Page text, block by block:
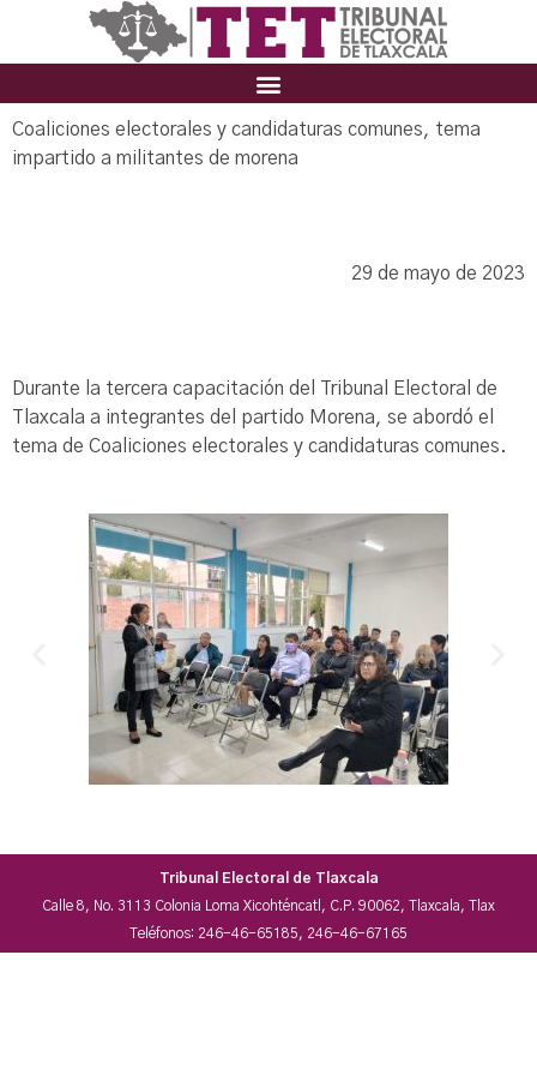
Coaliciones electorales y candidaturas comunes, tema
impartido a militantes de morena
29 de mayo de 2023
Durante la tercera capacitación del Tribunal Electoral de
Tlaxcala a integrantes del partido Morena, se abordó el
tema de Coaliciones electorales y candidaturas comunes.
Tribunal Electoral de Tlaxcala
Calle 8, No. 3113 Colonia Loma Xicohténcatl, C.P. 90062, Tlaxcala, Tlax
Teléfonos: 246-46-65185, 246-46-67165